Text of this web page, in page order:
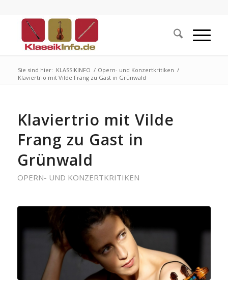
Sie sind hier: KLASSIKINFO / Opern- und Konzertkritiken /
Klaviertrio mit Vilde Frang zu Gast in Grünwald
Klaviertrio mit Vilde
Frang zu Gast in
Grünwald
OPERN- UND KONZERTKRITIKEN